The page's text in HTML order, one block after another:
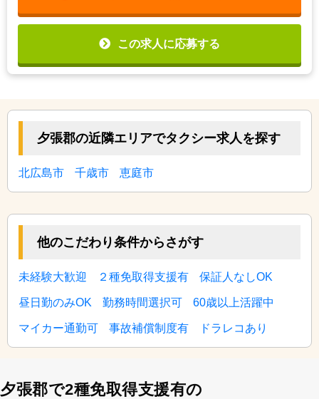
この求人に応募する
夕張郡の近隣エリアでタクシー求人を探す
北広島市 千歳市 恵庭市
他のこだわり条件からさがす
未経験大歓迎 ２種免取得支援有 保証人なしOK
昼日勤のみOK 勤務時間選択可 60歳以上活躍中
マイカー通勤可 事故補償制度有 ドラレコあり
夕張郡で2種免取得支援有の